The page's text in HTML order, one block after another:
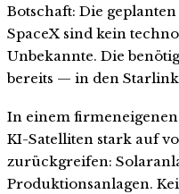
Botschaft: Die
SpaceX sind kein
Unbekannte. Die
bereits — in den
In einem
KI-Satelliten stark auf
zurückgreifen:
Produktionsanlagen.